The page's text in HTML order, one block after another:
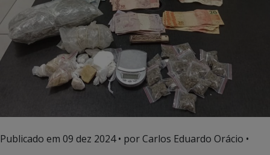
Publicado em 09 dez 2024• por Carlos Eduardo Orácio •